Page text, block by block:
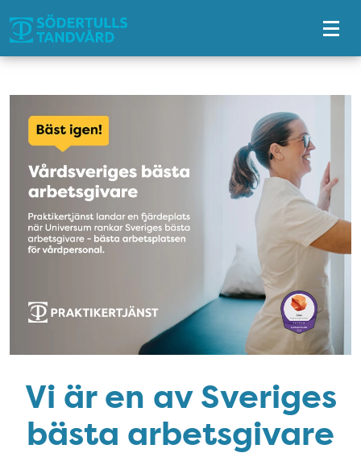
Tillgänglighetsmeny
Vi är en av Sveriges
bästa arbetsgivare